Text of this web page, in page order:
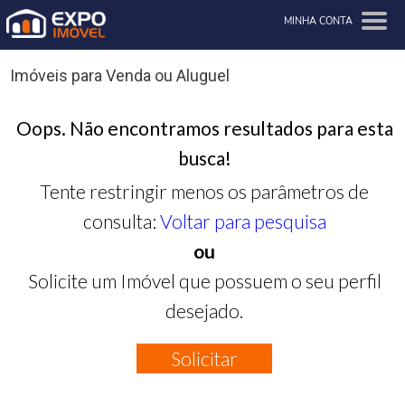
MINHA CONTA
Imóveis para Venda ou Aluguel
Oops. Não encontramos resultados para esta
busca!
Tente restringir menos os parâmetros de
consulta: Voltar para pesquisa
ou
Solicite um Imóvel que possuem o seu perfil
desejado.
Solicitar